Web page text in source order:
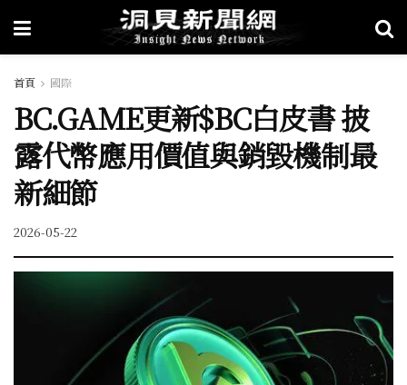
首頁 國際
BC.GAME更新$BC白皮書 披
露代幣應用價值與銷毀機制最
新細節
2026-05-22